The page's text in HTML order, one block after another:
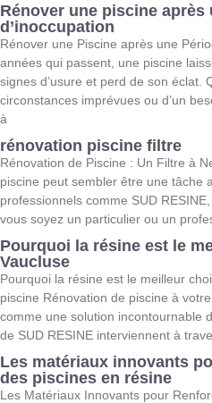
Rénover une piscine après
d’inoccupation
Rénover une Piscine après une
années qui passent, une piscine
signes d’usure et perd de son éclat.
circonstances imprévues ou d’un
à
rénovation piscine filtre
Rénovation de Piscine : Un Filtre à
piscine peut sembler être une tâche
professionnels comme SUD
vous soyez un particulier ou un
Pourquoi la résine est le
Vaucluse
Pourquoi la résine est le meilleur
piscine Rénovation de piscine à
comme une solution incontournable
de SUD RESINE interviennent à
Les matériaux innovants
des piscines en résine
Les Matériaux Innovants pour